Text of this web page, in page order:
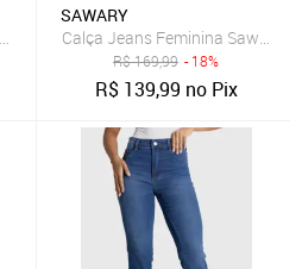
Boot Cut Zíper Lateral Azul
SAWARY
Calça Jeans Feminina Sawary
R$169,99 - 18%
R$ 139,99 no Pix